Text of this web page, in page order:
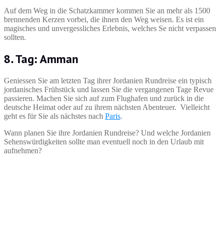
Auf dem Weg in die Schatzkammer kommen Sie an mehr als 1500
brennenden Kerzen vorbei, die ihnen den Weg weisen. Es ist ein
magisches und unvergessliches Erlebnis, welches Se nicht verpassen
sollten.
8. Tag: Amman
Geniessen Sie am letzten Tag ihrer Jordanien Rundreise ein typisch
jordanisches Frühstück und lassen Sie die vergangenen Tage Revue
passieren. Machen Sie sich auf zum Flughafen und zurück in die
deutsche Heimat oder auf zu ihrem nächsten Abenteuer. Vielleicht
geht es für Sie als nächstes nach Paris.
Wann planen Sie ihre Jordanien Rundreise? Und welche Jordanien
Sehenswürdigkeiten sollte man eventuell noch in den Urlaub mit
aufnehmen?